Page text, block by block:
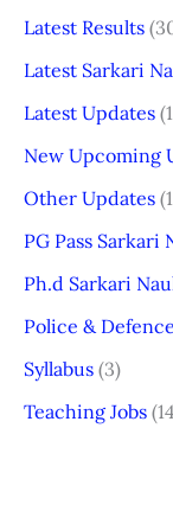
Latest Results
Latest Sarkari
Latest Updates
New Upcoming
Other Updates
PG Pass Sarkari
Ph.d Sarkari
Police &
Syllabus (3)
Teaching Jobs